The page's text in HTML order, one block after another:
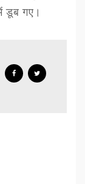
डूब गए।